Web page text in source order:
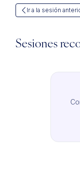
Ir a la sesión
Sesiones